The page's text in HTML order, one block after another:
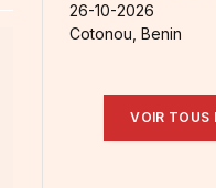
26-10-2026
Cotonou, Benin
VOIR TOUS